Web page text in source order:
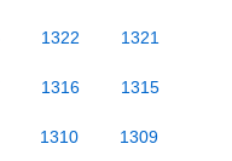
1322 1321
1316 1315
1310 1309